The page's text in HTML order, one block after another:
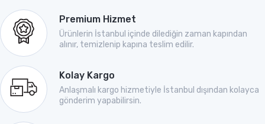
Premium Hizmet
Ürünlerin İstanbul içinde dilediğin zaman kapından
alınır, temizlenip kapına teslim edilir.
Kolay Kargo
Anlaşmalı kargo hizmetiyle İstanbul dışından kolayca
gönderim yapabilirsin.